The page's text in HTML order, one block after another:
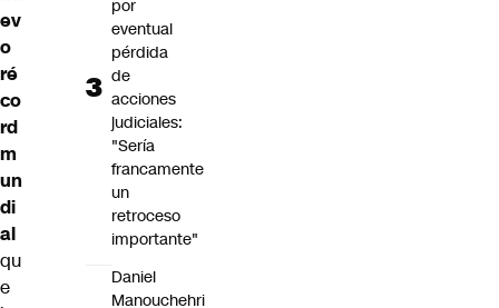
ev
o
ré
co
rd
m
un
di
al
qu
e
por
eventual
pérdida
de
acciones
judiciales:
"Sería
francamente
un
retroceso
importante"
Daniel
Manouchehri